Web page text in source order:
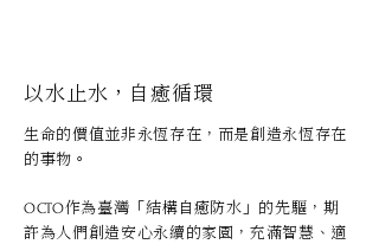
以水止水，自癒循環
生命的價值並非永恆存在，而是創造永恆存在
的事物。
​OCTO作為臺灣「結構自癒防水」的先驅，期
許為人們創造安心永續的家園，充滿智慧、適